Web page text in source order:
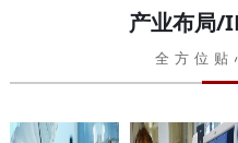
产业布局/
全方位贴